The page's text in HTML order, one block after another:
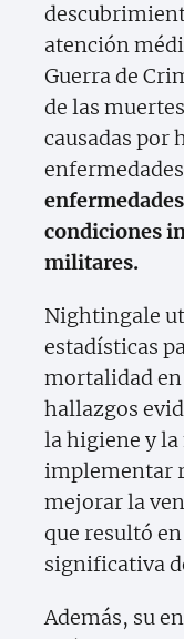
atención
Guerra de
de las
causadas por
condiciones
militares.
Nightingale
estadísticas
mortalidad en
hallazgos
la higiene y
implementar
mejorar la
que resultó
significativa
Además, su